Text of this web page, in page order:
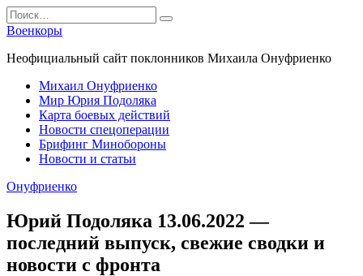
Перейти
к
содержанию
Search
for:
Военкоры
Неофициальный сайт поклонников Михаила Онуфриенко
Михаил Онуфриенко
Мир Юрия Подоляка
Карта боевых действий
Новости спецоперации
Брифинг Минобороны
Новости и статьи
Онуфриенко
Юрий Подоляка 13.06.2022 —
последний выпуск, свежие сводки и
новости с фронта